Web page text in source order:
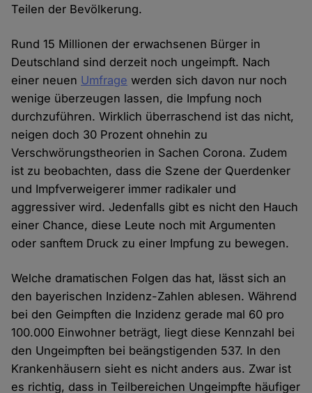
Teilen der Bevölkerung.
Rund 15 Millionen der erwachsenen Bürger in
Deutschland sind derzeit noch ungeimpft. Nach
einer neuen Umfrage werden sich davon nur noch
wenige überzeugen lassen, die Impfung noch
durchzuführen. Wirklich überraschend ist das nicht,
neigen doch 30 Prozent ohnehin zu
Verschwörungstheorien in Sachen Corona. Zudem
ist zu beobachten, dass die Szene der Querdenker
und Impfverweigerer immer radikaler und
aggressiver wird. Jedenfalls gibt es nicht den Hauch
einer Chance, diese Leute noch mit Argumenten
oder sanftem Druck zu einer Impfung zu bewegen.
Welche dramatischen Folgen das hat, lässt sich an
den bayerischen Inzidenz-Zahlen ablesen. Während
bei den Geimpften die Inzidenz gerade mal 60 pro
100.000 Einwohner beträgt, liegt diese Kennzahl bei
den Ungeimpften bei beängstigenden 537. In den
Krankenhäusern sieht es nicht anders aus. Zwar ist
es richtig, dass in Teilbereichen Ungeimpfte häufiger